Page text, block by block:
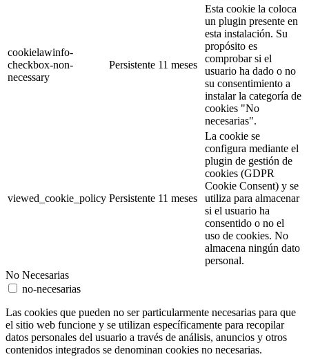
cookielawinfo-
checkbox-non-
necessary
Persistente 11 meses
Esta cookie la coloca
un plugin presente en
esta instalación. Su
propósito es
comprobar si el
usuario ha dado o no
su consentimiento a
instalar la categoría de
cookies "No
necesarias".
viewed_cookie_policy Persistente 11 meses
La cookie se
configura mediante el
plugin de gestión de
cookies (GDPR
Cookie Consent) y se
utiliza para almacenar
si el usuario ha
consentido o no el
uso de cookies. No
almacena ningún dato
personal.
No Necesarias
no-necesarias
Las cookies que pueden no ser particularmente necesarias para que
el sitio web funcione y se utilizan específicamente para recopilar
datos personales del usuario a través de análisis, anuncios y otros
contenidos integrados se denominan cookies no necesarias.